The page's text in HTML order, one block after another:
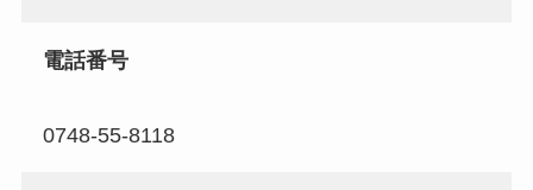
電話番号
0748-55-8118